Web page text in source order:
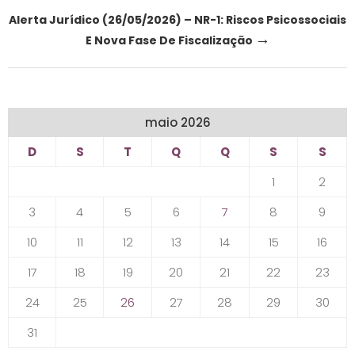
Alerta Jurídico (26/05/2026) – NR-1: Riscos Psicossociais
E Nova Fase De Fiscalização →
maio 2026
D
S T Q Q S
S
1
2
3
4 5 6 7 8
9
10
11 12 13 14 15
16
17
18 19 20 21 22
23
24
25 26 27 28 29
30
31